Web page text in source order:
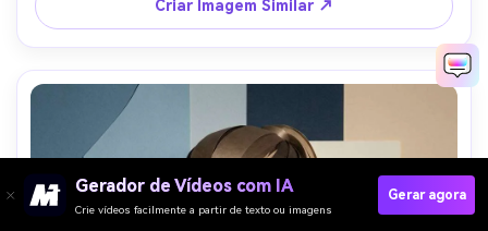
profundidade de campo --ar 4:5
Criar Imagem Similar ↗
Gerador de Vídeos com IA
Crie vídeos facilmente a partir de texto ou imagens
Gerar agora